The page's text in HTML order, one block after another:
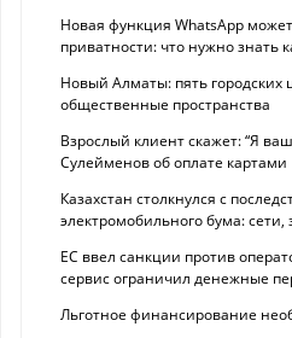
Новая функция WhatsApp
приватности: что нужно знать
Новый Алматы: пять городских
общественные пространства
Взрослый клиент скажет: “Я
Сулейменов об оплате картами
Казахстан столкнулся с
электромобильного бума: сети,
ЕС ввел санкции против
сервис ограничил денежные
Льготное финансирование